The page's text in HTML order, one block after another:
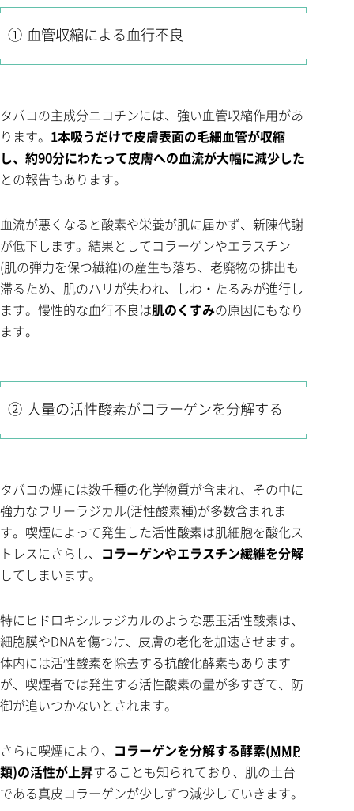
① 血管収縮による血行不良
タバコの主成分ニコチンには、強い血管収縮作用があ
ります。 1本吸うだけで皮膚表面の毛細血管が収縮
し、約90分にわたって皮膚への血流が大幅に減少した
との報告もあります。
血流が悪くなると酸素や栄養が肌に届かず、新陳代謝
が低下します。結果としてコラーゲンやエラスチン
(肌の弾力を保つ繊維)の産生も落ち、老廃物の排出も
滞るため、肌のハリが失われ、しわ・たるみが進行し
ます。慢性的な血行不良は肌のくすみの原因にもなり
ます。
② 大量の活性酸素がコラーゲンを分解する
タバコの煙には数千種の化学物質が含まれ、その中に
強力なフリーラジカル(活性酸素種)が多数含まれま
す。喫煙によって発生した活性酸素は肌細胞を酸化ス
トレスにさらし、 コラーゲンやエラスチン繊維を分解
してしまいます。
特にヒドロキシルラジカルのような悪玉活性酸素は、
細胞膜やDNAを傷つけ、皮膚の老化を加速させます。
体内には活性酸素を除去する抗酸化酵素もあります
が、喫煙者では発生する活性酸素の量が多すぎて、防
御が追いつかないとされます。
さらに喫煙により、 コラーゲンを分解する酵素(MMP
類)の活性が上昇することも知られており、肌の土台
である真皮コラーゲンが少しずつ減少していきます。